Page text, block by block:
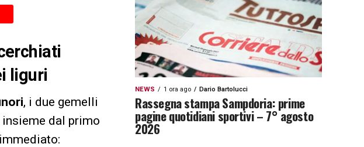
liguri
, i due gemelli
dal primo
NEWS 1 ora ago Dario Bartolucci
Rassegna stampa Sampdoria: prime
pagine quotidiani sportivi – 7° agosto
2026